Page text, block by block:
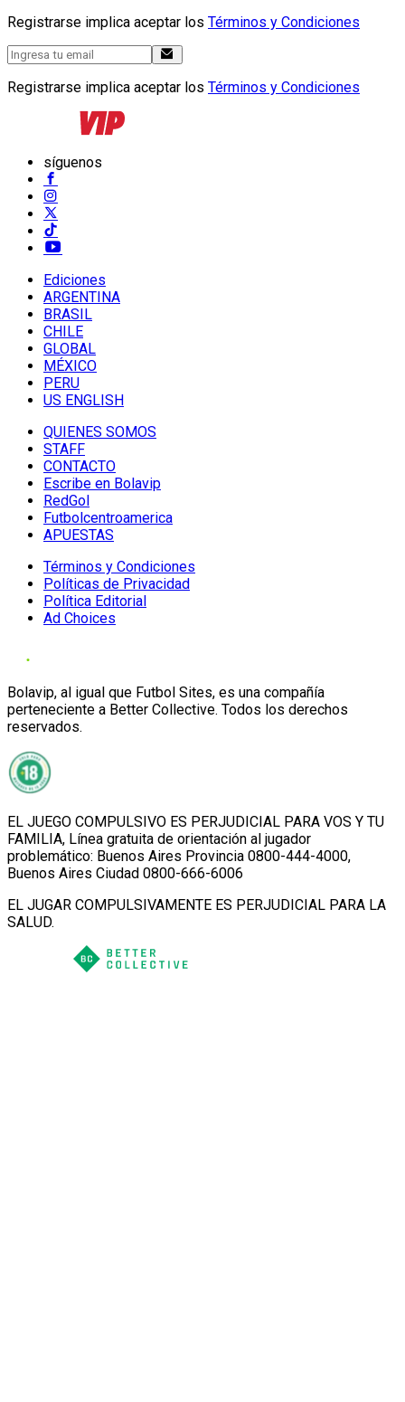
Registrarse implica aceptar los Términos y Condiciones
Registrarse implica aceptar los Términos y Condiciones
síguenos
Ediciones
ARGENTINA
BRASIL
CHILE
GLOBAL
MÉXICO
PERU
US ENGLISH
QUIENES SOMOS
STAFF
CONTACTO
Escribe en Bolavip
RedGol
Futbolcentroamerica
APUESTAS
Términos y Condiciones
Políticas de Privacidad
Política Editorial
Ad Choices
Bolavip, al igual que Futbol Sites, es una compañía
perteneciente a Better Collective. Todos los derechos
reservados.
EL JUEGO COMPULSIVO ES PERJUDICIAL PARA VOS Y TU
FAMILIA, Línea gratuita de orientación al jugador
problemático: Buenos Aires Provincia 0800-444-4000,
Buenos Aires Ciudad 0800-666-6006
EL JUGAR COMPULSIVAMENTE ES PERJUDICIAL PARA LA
SALUD.